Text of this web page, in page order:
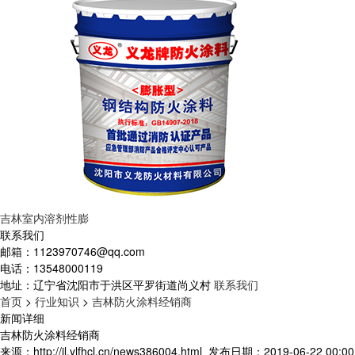
吉林室内溶剂性膨
联系我们
邮箱： 1123970746@qq.com
电话： 13548000119
地址： 辽宁省沈阳市于洪区平罗街道尚义村 联系我们
首页 > 行业知识 > 吉林防火涂料经销商
新闻详细
吉林防火涂料经销商
来源：http://jl.ylfhcl.cn/news386004.html 发布日期：2019-06-22